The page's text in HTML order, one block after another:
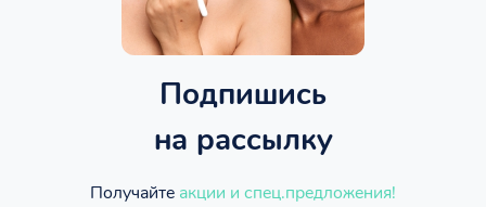
Подпишись
на рассылку
Получайте акции и спец.предложения!